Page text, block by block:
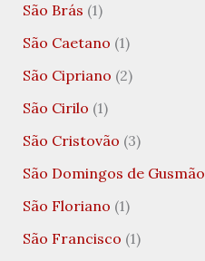
São Brás (1)
São Caetano (1)
São Cipriano (2)
São Cirilo (1)
São Cristovão (3)
São Domingos de Gusmão
São Floriano (1)
São Francisco (1)